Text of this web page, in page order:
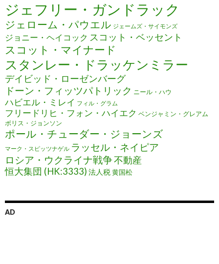
ジェフリー・ガンドラック
ジェローム・パウエル ジェームズ・サイモンズ
ジョニー・ヘイコック スコット・ベッセント
スコット・マイナード
スタンレー・ドラッケンミラー
デイビッド・ローゼンバーグ
ドーン・フィッツパトリック ニール・ハウ
ハビエル・ミレイ フィル・グラム
フリードリヒ・フォン・ハイエク ベンジャミン・グレアム
ボリス・ジョンソン
ポール・チューダー・ジョーンズ
マーク・スピッツナゲル ラッセル・ネイピア
ロシア・ウクライナ戦争不動産
恒大集団 (HK:3333) 法人税黄国松
AD